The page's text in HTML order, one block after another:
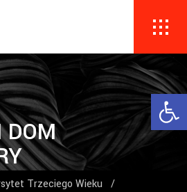
DOM
Trzeciego Wieku
/